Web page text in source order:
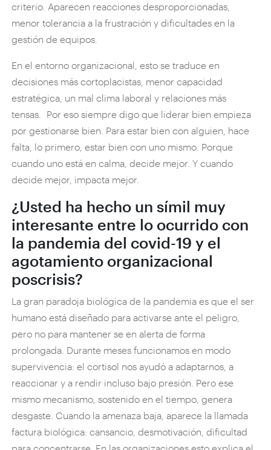
criterio. Aparecen reacciones desproporcionadas,
menor tolerancia a la frustración y dificultades en la
gestión de equipos.
En el entorno organizacional, esto se traduce en
decisiones más cortoplacistas, menor capacidad
estratégica, un mal clima laboral y relaciones más
tensas. Por eso siempre digo que liderar bien empieza
por gestionarse bien. Para estar bien con alguien, hace
falta, lo primero, estar bien con uno mismo. Porque
cuando uno está en calma, decide mejor. Y cuando
decide mejor, impacta mejor.
¿Usted ha hecho un símil muy
interesante entre lo ocurrido con
la pandemia del covid-19 y el
agotamiento organizacional
poscrisis?
La gran paradoja biológica de la pandemia es que el ser
humano está diseñado para activarse ante el peligro,
pero no para mantener se en alerta de forma
prolongada. Durante meses funcionamos en modo
supervivencia: el cortisol nos ayudó a adaptarnos, a
reaccionar y a rendir incluso bajo presión. Pero ese
mismo mecanismo, sostenido en el tiempo, genera
desgaste. Cuando la amenaza baja, aparece la llamada
factura biológica: cansancio, desmotivación, dificultad